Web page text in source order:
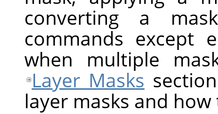
converting a
commands except
when multiple
Layer Masks
layer masks and